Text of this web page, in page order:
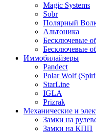
Magic Systems
Sobr
Полярный
Альтоника
Бесключевые
Бесключевые
Иммобилайзеры
Pandect
Polar Wolf
StarLine
IGLA
Prizrak
Механические и
Замки на
Замки на КПП